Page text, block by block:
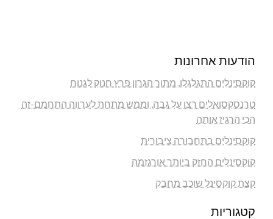
הודעות אחרונות
קוקסינלים התגלגלו, מתוך הגרון פרץ חנוק לגנוח
טרנסקסואלים רצו על גבה, וממש מתחת לערווה התחמם-זה
הכי הרגיז אותה
קוקסינלים בתחבורה ציבורית
קוקסינלים החזק ביותר אורגזמה
קצת קוקסינל שוכב מחבק
קטגוריות